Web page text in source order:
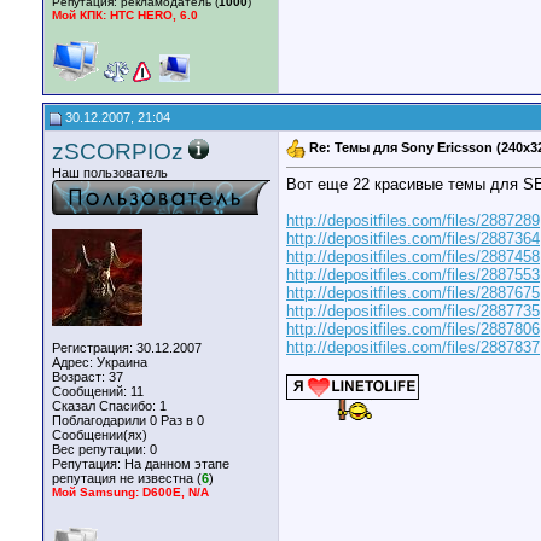
Мой КПК: HTC HERO, 6.0
30.12.2007, 21:04
zSCORPIOz
Наш пользователь
Регистрация: 30.12.2007
Адрес: Украина
Возраст: 37
Сообщений: 11
Сказал Спасибо: 1
Поблагодарили 0 Раз в 0
Сообщении(ях)
Вес репутации: 0
Репутация: На данном этапе
репутация не известна (6)
Мой Samsung: D600E, N/A
Re: Темы для Sony Ericsson
Вот еще 22 красивые темы для
http://depositfiles.com/files/2887289
http://depositfiles.com/files/2887364
http://depositfiles.com/files/2887458
http://depositfiles.com/files/2887553
http://depositfiles.com/files/2887675
http://depositfiles.com/files/2887735
http://depositfiles.com/files/2887806
http://depositfiles.com/files/2887837